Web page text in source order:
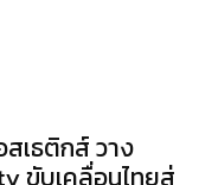
สเธติกส์ วาง
ขับเคลื่อนไทยสู่